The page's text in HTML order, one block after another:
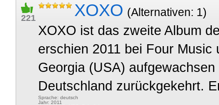
221 XOXO (Alternativen: 1)
XOXO ist das zweite Album
erschien 2011 bei Four
Georgia (USA)
Deutschland zurückgekehrt.
Sprache: deutsch
Jahr: 2011